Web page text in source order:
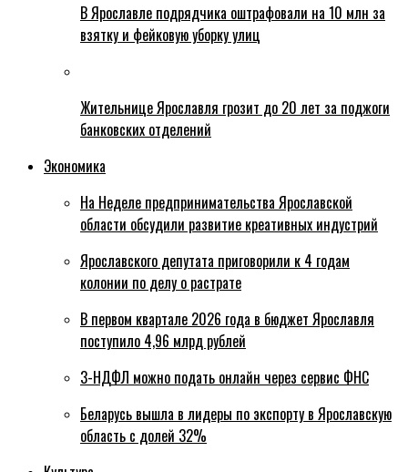
В Ярославле подрядчика оштрафовали на 10 млн за
взятку и фейковую уборку улиц
Жительнице Ярославля грозит до 20 лет за поджоги
банковских отделений
Экономика
На Неделе предпринимательства Ярославской
области обсудили развитие креативных индустрий
Ярославского депутата приговорили к 4 годам
колонии по делу о растрате
В первом квартале 2026 года в бюджет Ярославля
поступило 4,96 млрд рублей
3-НДФЛ можно подать онлайн через сервис ФНС
Беларусь вышла в лидеры по экспорту в Ярославскую
область с долей 32%